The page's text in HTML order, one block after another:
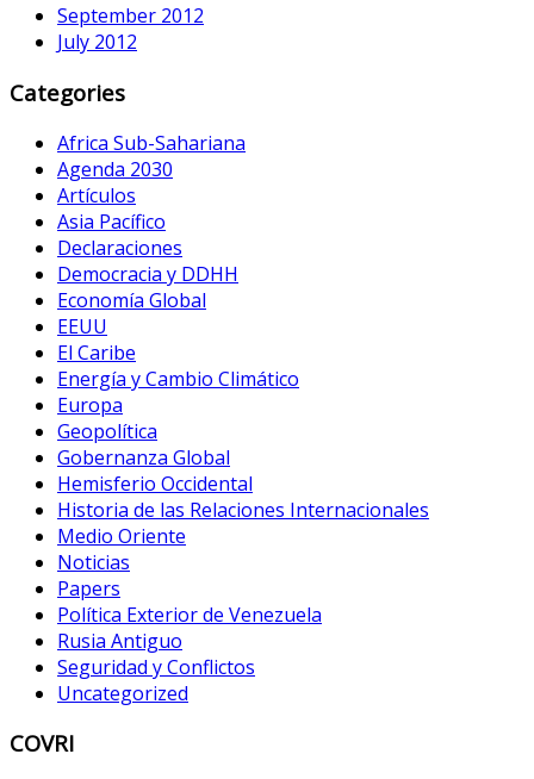
September 2012
July 2012
Categories
Africa Sub-Sahariana
Agenda 2030
Artículos
Asia Pacífico
Declaraciones
Democracia y DDHH
Economía Global
EEUU
El Caribe
Energía y Cambio Climático
Europa
Geopolítica
Gobernanza Global
Hemisferio Occidental
Historia de las Relaciones Internacionales
Medio Oriente
Noticias
Papers
Política Exterior de Venezuela
Rusia Antiguo
Seguridad y Conflictos
Uncategorized
COVRI